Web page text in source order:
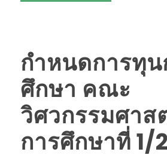
กำหนดการทุน
ศึกษา คณะ
วิศวกรรมศาส
การศึกษาที่ 1/